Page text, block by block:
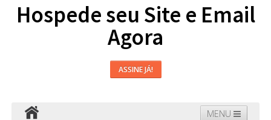
Hospede seu Site e Email
Agora
ASSINE JÁ!
MENU